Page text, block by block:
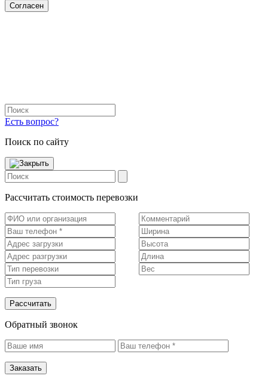
Согласен
Есть вопрос?
Поиск по сайту
Рассчитать стоимость перевозки
Рассчитать
Обратный звонок
Заказать